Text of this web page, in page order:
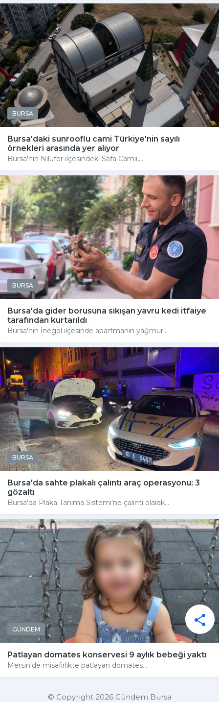
BURSA
Bursa'daki sunrooflu cami Türkiye'nin sayılı
örnekleri arasında yer alıyor
Bursa'nın Nilüfer ilçesindeki Safa Camii,...
BURSA
Bursa'da gider borusuna sıkışan yavru kedi itfaiye
tarafından kurtarıldı
Bursa'nın İnegöl ilçesinde apartmanın yağmur...
BURSA
Bursa'da sahte plakalı çalıntı araç operasyonu: 3
gözaltı
Bursa'da Plaka Tanıma Sistemi'ne çalıntı olarak...
GÜNDEM
Patlayan domates konservesi 9 aylık bebeği yaktı
Mersin'de misafirlikte patlayan domates...
© Copyright 2026 Gündem Bursa